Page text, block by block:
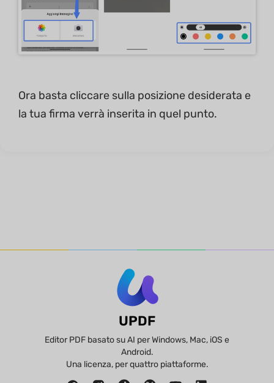
Ora basta cliccare sulla posizione desiderata e
la tua firma verrà inserita in quel punto.
UPDF
Editor PDF basato su AI per Windows, Mac, iOS e
Android.
Una licenza, per quattro piattaforme.